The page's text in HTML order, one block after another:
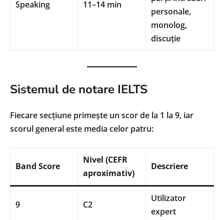
Speaking 11–14 min
personale,
monolog,
discuție
Sistemul de notare IELTS
Fiecare secțiune primește un scor de la 1 la 9, iar
scorul general este media celor patru:
Band Score
Nivel (CEFR
aproximativ)
Descriere
9 C2
Utilizator
expert